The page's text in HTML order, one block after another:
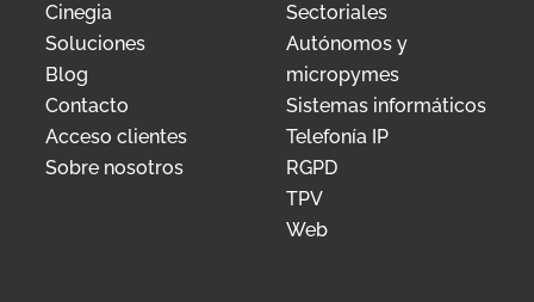
Cinegia
Soluciones
Blog
Contacto
Acceso clientes
Sobre nosotros
Sectoriales
Autónomos y
micropymes
Sistemas informáticos
Telefonía IP
RGPD
TPV
Web